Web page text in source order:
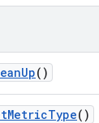
Up()
MetricType()